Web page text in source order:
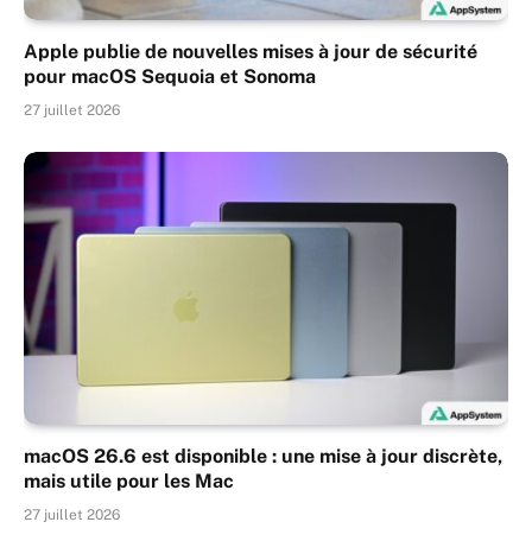
Apple publie de nouvelles mises à jour de sécurité
pour macOS Sequoia et Sonoma
27 juillet 2026
macOS 26.6 est disponible : une mise à jour discrète,
mais utile pour les Mac
27 juillet 2026